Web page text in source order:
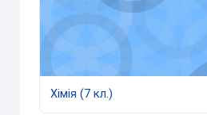
Хімія (7 кл.)